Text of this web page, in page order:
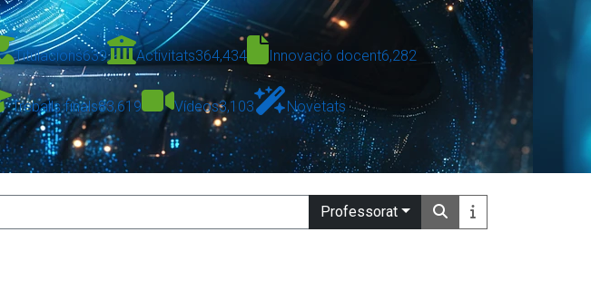
Titulacions639 Activitats364,434 Innovació docent6,282
Treballs finals83,619 Vídeos3,103 Novetats
Professorat